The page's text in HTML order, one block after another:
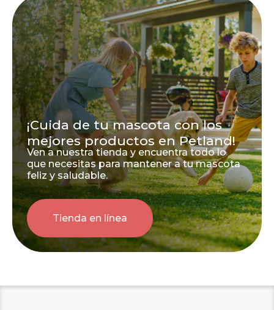
¡Cuida de tu mascota con los
mejores productos en Petland!
Ven a nuestra tienda y encuentra todo lo
que necesitas para mantener a tu mascota
feliz y saludable.
Tienda en línea